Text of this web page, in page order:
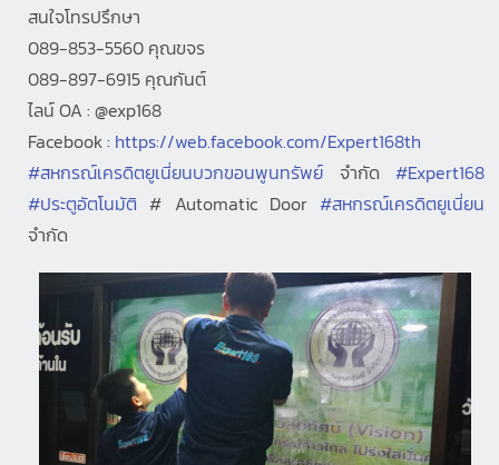
สนใจโทรปรึกษา
089-853-5560 คุณขจร
089-897-6915 คุณกันต์
ไลน์ OA : @exp168
Facebook : https://web.facebook.com/Expert168th
#สหกรณ์เครดิตยูเนี่ยนบวกขอนพูนทรัพย์ จำกัด #Expert168
#ประตูอัตโนมัติ # Automatic Door #สหกรณ์เครดิตยูเนี่ยน
จำกัด